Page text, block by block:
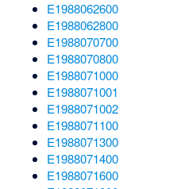
E1988062600
E1988062800
E1988070700
E1988070800
E1988071000
E1988071001
E1988071002
E1988071100
E1988071300
E1988071400
E1988071600